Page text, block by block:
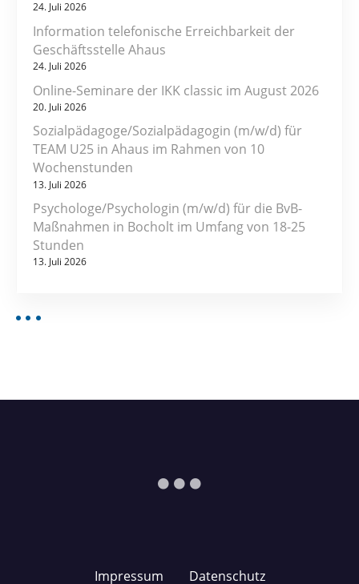
24. Juli 2026
Information telefonische Erreichbarkeit der
Geschäftsstelle Ahaus
24. Juli 2026
Online-Seminare der IKK classic im August 2026
20. Juli 2026
Sozialpädagoge/Sozialpädagogin (m/w/d) für
TEAM U25 in Ahaus im Rahmen von 10
Wochenstunden
13. Juli 2026
Psychologe/Psychologin (m/w/d) für die BvB-
Maßnahmen in Bocholt im Umfang von 18-25
Stunden
13. Juli 2026
Impressum Datenschutz